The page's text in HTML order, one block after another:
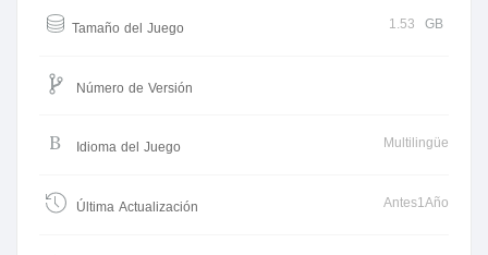
Tamaño del Juego 1.53 GB
Número de Versión
Idioma del Juego Multilingüe
Última Actualización Antes1Año